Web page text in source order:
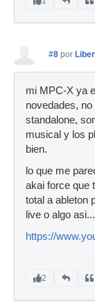
#8 por
mi MPC-X ya
novedades,
standalone,
musical y los
bien.
lo que me
akai force que
total a ableton
live o algo asi...
https://
2